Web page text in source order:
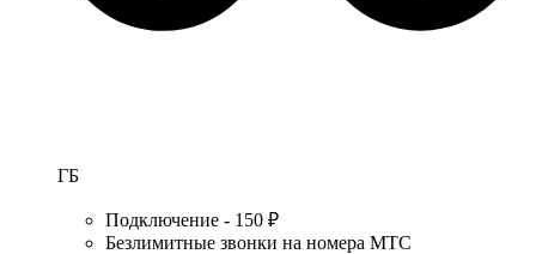
ГБ
Подключение - 150 ₽
Безлимитные звонки на номера МТС